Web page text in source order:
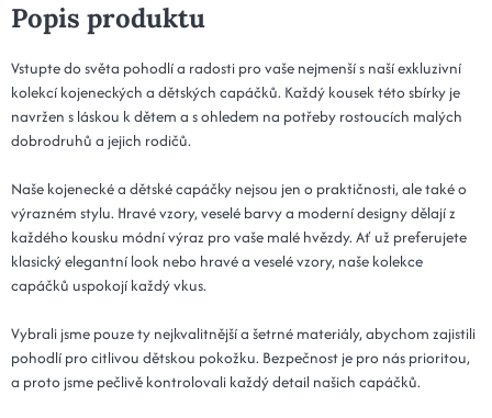
Popis produktu
Vstupte do světa pohodlí a radosti pro vaše nejmenší s naší exkluzivní
kolekcí kojeneckých a dětských capáčků. Každý kousek této sbírky je
navržen s láskou k dětem a s ohledem na potřeby rostoucích malých
dobrodruhů a jejich rodičů.
Naše kojenecké a dětské capáčky nejsou jen o praktičnosti, ale také o
výrazném stylu. Hravé vzory, veselé barvy a moderní designy dělají z
každého kousku módní výraz pro vaše malé hvězdy. Ať už preferujete
klasický elegantní look nebo hravé a veselé vzory, naše kolekce
capáčků uspokojí každý vkus.
Vybrali jsme pouze ty nejkvalitnější a šetrné materiály, abychom zajistili
pohodlí pro citlivou dětskou pokožku. Bezpečnost je pro nás prioritou,
a proto jsme pečlivě kontrolovali každý detail našich capáčků.